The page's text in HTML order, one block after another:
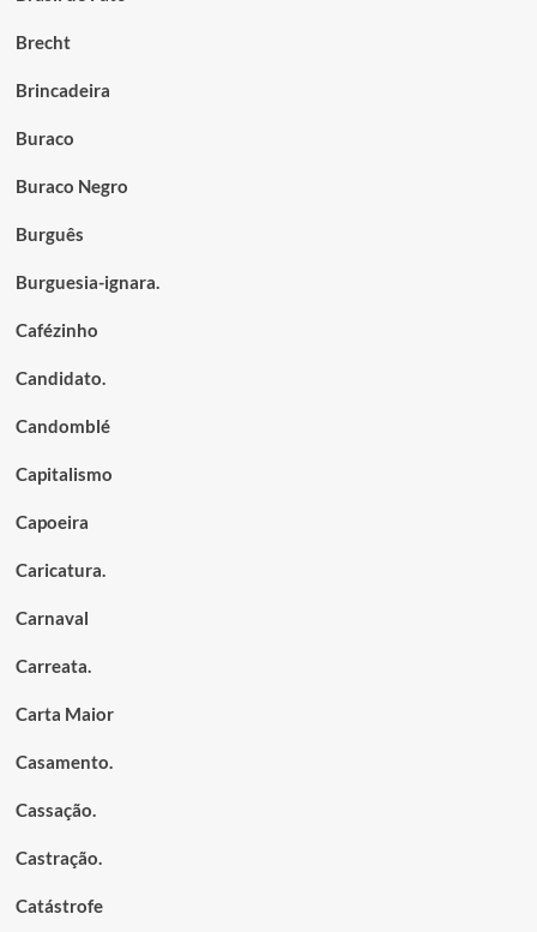
Brecht
Brincadeira
Buraco
Buraco Negro
Burguês
Burguesia-ignara.
Cafézinho
Candidato.
Candomblé
Capitalismo
Capoeira
Caricatura.
Carnaval
Carreata.
Carta Maior
Casamento.
Cassação.
Castração.
Catástrofe